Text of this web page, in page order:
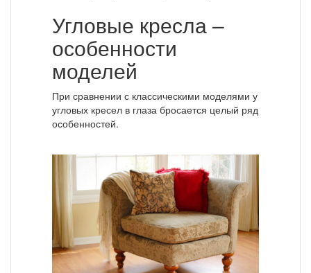
Угловые кресла –
особенности
моделей
При сравнении с классическими моделями у
угловых кресел в глаза бросается целый ряд
особенностей.